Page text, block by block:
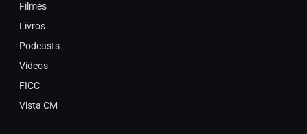
Filmes
Livros
Podcasts
Vídeos
FICC
Vista CM